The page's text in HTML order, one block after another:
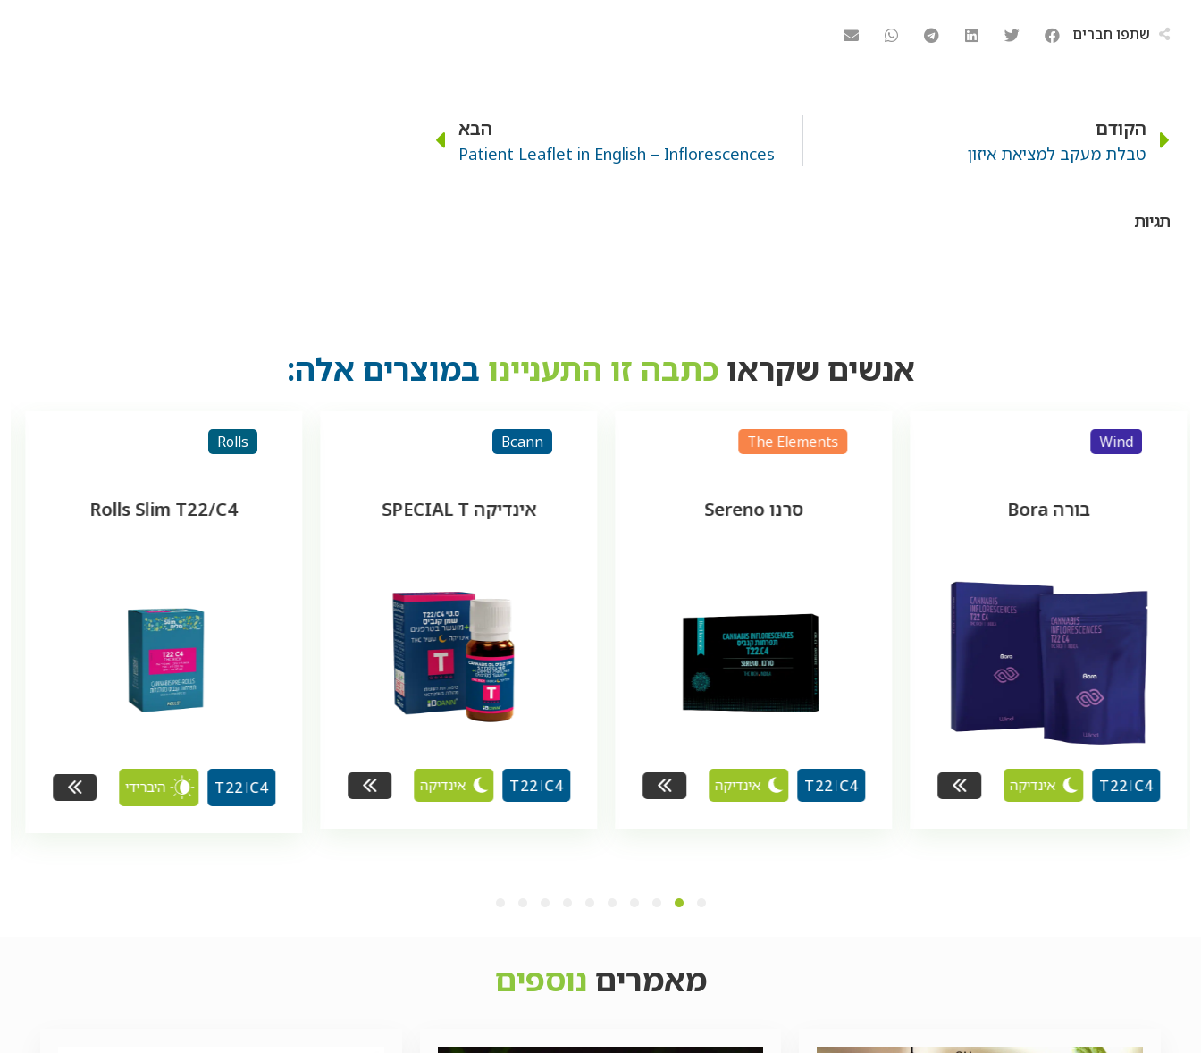
שתפו חברים
הקודם
טבלת מעקב למציאת איזון
הבא
Patient Leaflet in English – Inflorescences
תגיות
אנשים שקראוכתבה זו התעניינו במוצרים אלה:
The Elements
סרנו Sereno
C4
T22 אינדיקה
Bcann
אינדיקה SPECIAL T
C4
T22 אינדיקה
Rolls
Rolls Slim T22/C4
C4
T22 היברידי
Rolls
Rolls Shorts T22/C4
C4
T22 היברידי
מאמרים נוספים